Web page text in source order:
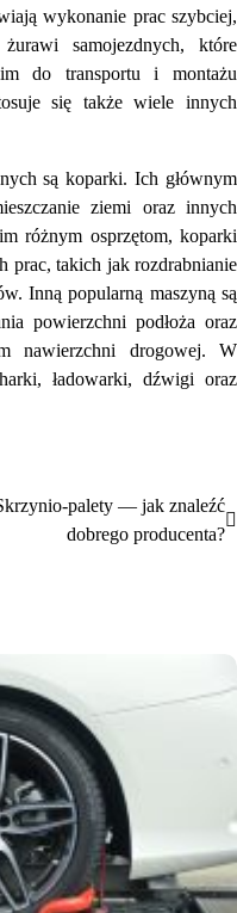
wykonanie prac szybciej,
samojezdnych, które
do transportu i montażu
się także wiele innych
są koparki. Ich głównym
ziemi oraz innych
różnym osprzętom, koparki
prac, takich jak rozdrabnianie
Inną popularną maszyną są
powierzchni podłoża oraz
nawierzchni drogowej. W
ładowarki, dźwigi oraz
palety — jak znaleźć
dobrego producenta?